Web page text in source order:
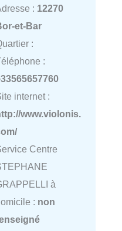
: 12270
et-Bar
:
:
internet :
www.violonis.
Centre
à
: non